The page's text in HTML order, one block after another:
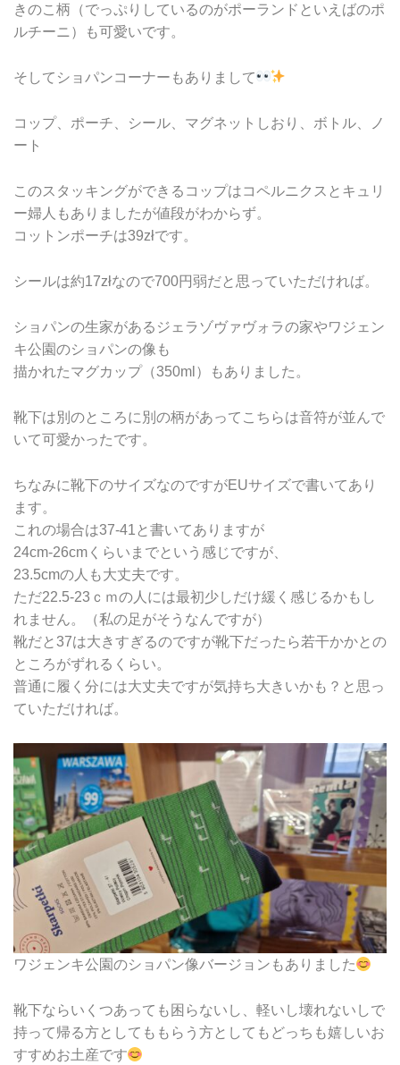
きのこ柄（でっぷりしているのがポーランドといえばのポ
ルチーニ）も可愛いです。
そしてショパンコーナーもありまして
コップ、ポーチ、シール、マグネットしおり、ボトル、ノ
ート
このスタッキングができるコップはコペルニクスとキュリ
ー婦人もありましたが値段がわからず。
コットンポーチは39złです。
シールは約17złなので700円弱だと思っていただければ。
ショパンの生家があるジェラゾヴァヴォラの家やワジェン
キ公園のショパンの像も
描かれたマグカップ（350ml）もありました。
靴下は別のところに別の柄があってこちらは音符が並んで
いて可愛かったです。
ちなみに靴下のサイズなのですがEUサイズで書いてあり
ます。
これの場合は37-41と書いてありますが
24cm-26cmくらいまでという感じですが、
23.5cmの人も大丈夫です。
ただ22.5-23ｃｍの人には最初少しだけ緩く感じるかもし
れません。（私の足がそうなんですが）
靴だと37は大きすぎるのですが靴下だったら若干かかとの
ところがずれるくらい。
普通に履く分には大丈夫ですが気持ち大きいかも？と思っ
ていただければ。
ワジェンキ公園のショパン像バージョンもありました
靴下ならいくつあっても困らないし、軽いし壊れないしで
持って帰る方としてももらう方としてもどっちも嬉しいお
すすめお土産です